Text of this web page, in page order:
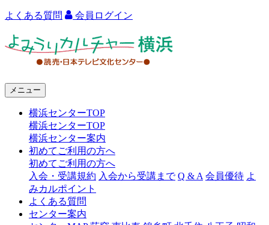
よくある質問 会員ログイン
ャ
メニュー
横浜センターTOP
横浜センターTOP
横浜センター案内
初めてご利用の方へ
初めてご利用の方へ
入会・受講規約 入会から受講まで Q & A 会員優待 よ
みカルポイント
よくある質問
センター案内